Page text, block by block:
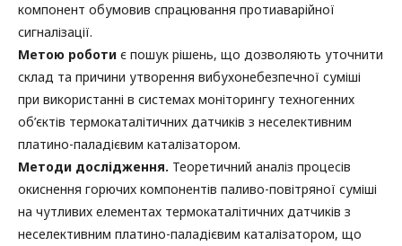
компонент обумовив спрацювання протиаварійної
сигналізації.
Метою роботи є пошук рішень, що дозволяють уточнити
склад та причини утворення вибухонебезпечної суміші
при використанні в системах моніторингу техногенних
об’єктів термокаталітичних датчиків з неселективним
платино-паладієвим каталізатором.
Методи дослідження. Теоретичний аналіз процесів
окиснення горючих компонентів паливо-повітряної суміші
на чутливих елементах термокаталітичних датчиків з
неселективним платино-паладієвим каталізатором, що